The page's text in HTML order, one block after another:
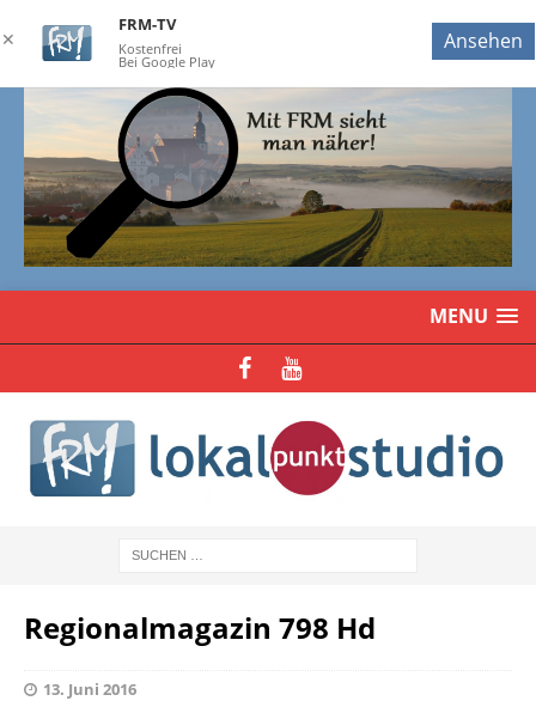
MENU
Regionalmagazin 798 Hd
13. Juni 2016
✕
FRM-TV
Kostenfrei
Bei Google Play
Ansehen